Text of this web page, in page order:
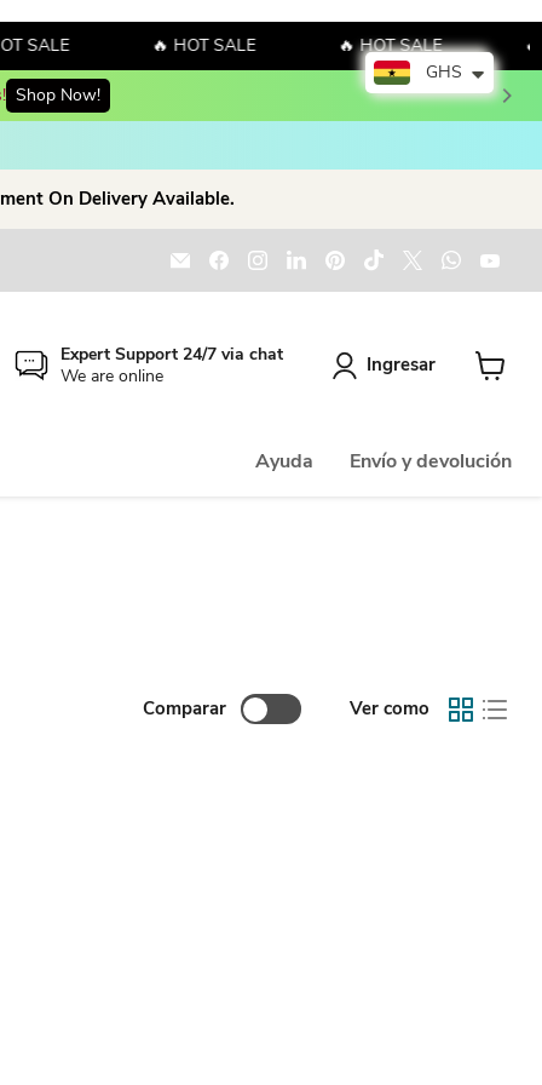
SALE 🔥 HOT SALE 🔥 HOT SALE 🔥
Shop Now!
On Delivery Available.
Encuéntrenos en Correo electrónico
Encuéntrenos en Facebook
Encuéntrenos en Instagram
Encuéntrenos en LinkedIn
Encuéntrenos en
Encuéntrenos en
Expert Support 24/7 via chat
We are online
Ingresar
Ayuda Envío y devolución
Comparar Ver como
GHS